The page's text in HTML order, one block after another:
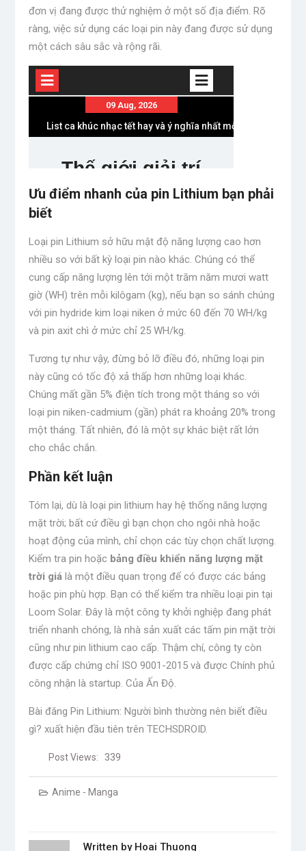
đơn vị đang được thử nghiệm ở một số địa điểm. Rõ
ràng, việc sử dụng các loại pin này đang được sử dụng
một cách sâu sắc và rộng rãi.
Ưu điểm nhanh của pin Lithium bạn phải
biết
Loại pin Lithium sở hữu mật độ năng lượng cao hơn
nhiều so với bất kỳ loại pin nào khác. Chúng có thể
cung cấp năng lượng lên tới một trăm năm mươi watt
giờ (WH) trên mỗi kilôgam (kg), nếu bạn so sánh chúng
với pin hydride kim loại niken ở mức 60 đến 70 WH/kg
và pin axit chì ở mức chỉ 25 WH/kg.
Tương tự như vậy, đừng bỏ lỡ điều đó, những loại pin
này cũng có tốc độ xả thấp hơn những loại khác.
Chúng mất gần 5% điện tích trong một tháng so với
loại pin niken-cadmium (gần) phát ra khoảng 20% ​​trong
một tháng. Tất nhiên, đó là một sự khác biệt rất lớn
cho chắc chắn.
Phần kết luận
Tóm lại, dù là loại pin lithium hay hệ thống năng lượng
mặt trời; bất cứ điều gì bạn chọn cho ngôi nhà hoặc
hoạt động của mình, chỉ chọn các tùy chọn chất lượng.
Kiểm tra pin hoặc bảng điều khiển năng lượng mặt
trời giá là một điều quan trọng để có được các bảng
hoặc pin phù hợp. Bạn có thể kiểm tra nhiều loại pin tại
Loom Solar. Đây là một công ty khởi nghiệp đang phát
triển nhanh chóng, là nhà sản xuất các tấm pin mặt trời
cũng như pin lithium cao cấp. Thậm chí, công ty còn
được cấp chứng chỉ ISO 9001-2015 và được Chính phủ
công nhận là startup. Của Ấn Độ.
Bài đăng Pin Lithium: Người bình thường nên biết điều
gì? xuất hiện đầu tiên trên TECHSDROID.
Post Views: 339
Anime - Manga
Written by Hoai Thuong